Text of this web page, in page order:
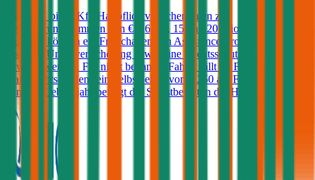
Die VAV bietet Kfz-Haftpflichtversicherungen zu
Versicherungssummen von € 7,6, 10, 15 und 20 Mio. an. Gegen
Aufpreis können ein Freischaden, ein Assistance-Produkt, eine
Insassen-Unfallversicherung sowie eine Rechtsschutzversicherung
gewählt werden. Für nicht benannte Fahrer fällt im Falle eines
Haftpflichtschadens ein Selbstbehalt von € 250 an. Für Fahrer unter
dem 23. Lebensjahr beträgt der Selbstbehalt in der Haftpflicht 400€.